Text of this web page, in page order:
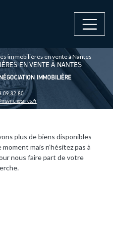
immobilières en vente à Nantes
EN VENTE À NANTES
IMMOBILIÈRE
plus de biens disponibles
mais n’hésitez pas à
nous faire part de votre